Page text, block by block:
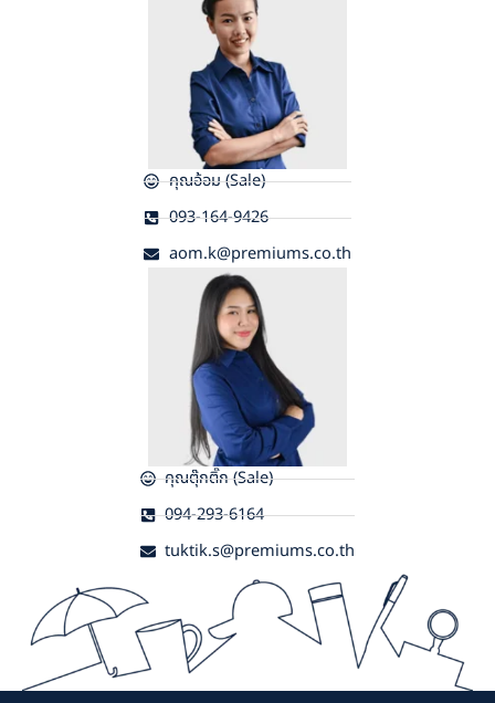
คุณอ้อม (Sale)
093-164-9426
aom.k@premiums.co.th
คุณตุ๊กติ๊ก (Sale)
094-293-6164
tuktik.s@premiums.co.th